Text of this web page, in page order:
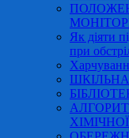
Як діяти
при